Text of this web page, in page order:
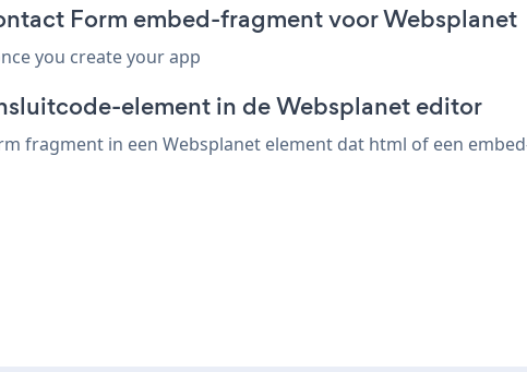
Form embed-fragment voor Websplanet
you create your app
element in de Websplanet editor
fragment in een Websplanet element dat html of een